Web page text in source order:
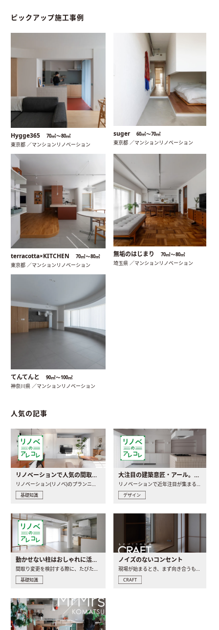
ピックアップ施工事例
Hygge365 70㎡〜80㎡
東京都 ／マンションリノベーション
suger 60㎡〜70㎡
東京都 ／マンションリノベーション
terracotta×KITCHEN 70㎡〜80㎡
東京都 ／マンションリノベーション
無垢のはじまり 70㎡〜80㎡
埼玉県 ／マンションリノベーション
てんてんと 90㎡〜100㎡
神奈川県 ／マンションリノベーション
人気の記事
リノベーションで人気の間取りとは？トレンドの間取りと実例を徹底解説
基礎知識
大注目の建築意匠・アール。人気の理由と空間に取り入れるポイント
デザイン
動かせない柱はおしゃれに活用！柱を魅せるリノベーション(リノベ)4選
基礎知識
ノイズのないコンセント
CRAFT